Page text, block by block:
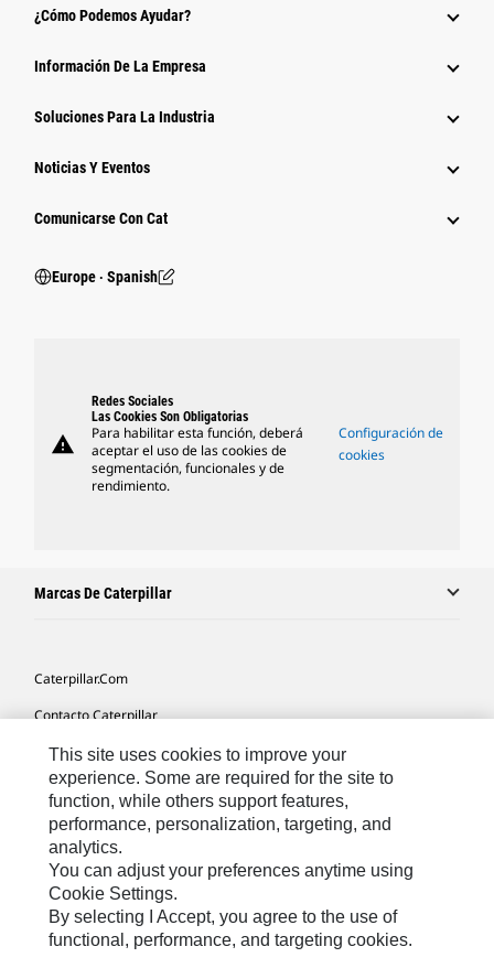
¿Cómo Podemos Ayudar?
Información De La Empresa
Soluciones Para La Industria
Noticias Y Eventos
Comunicarse Con Cat
Europe ‧ Spanish
warning
Redes Sociales
Las Cookies Son Obligatorias
Para habilitar esta función, deberá
aceptar el uso de las cookies de
segmentación, funcionales y de
rendimiento.
Configuración de
cookies
Marcas De Caterpillar
Caterpillar.com
Contacto Caterpillar
Mis Preferencias De Marketing
Mapa Del Sitio
Cookie Settings
Aviso Legal
Privacidad
This site uses cookies to improve your
experience. Some are required for the site to
function, while others support features,
performance, personalization, targeting, and
analytics.
You can adjust your preferences anytime using
Cookie Settings.
By selecting I Accept, you agree to the use of
functional, performance, and targeting cookies.